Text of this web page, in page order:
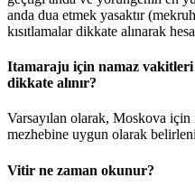
anda dua etmek yasaktır
kısıtlamalar dikkate alınarak
Itamaraju için namaz vakitleri
dikkate alınır?
Varsayılan olarak, Moskova
mezhebine uygun olarak
Vitir ne zaman okunur?